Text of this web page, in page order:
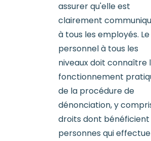
assurer qu'elle est
clairement
à tous les employés. Le
personnel à tous les
niveaux doit connaître
fonctionnement
de la procédure de
dénonciation, y
droits dont bénéficient
personnes qui